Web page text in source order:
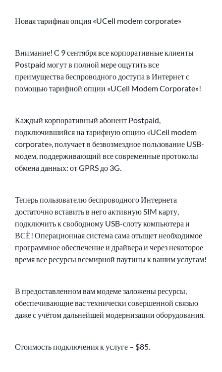
Новая тарифная опция «UCell modem corporate»
Внимание! С 9 сентября все корпоративные клиенты
Postpaid могут в полной мере ощутить все
преимущества беспроводного доступа в Интернет с
помощью тарифной опции «UCell Modem Corporate»!
Каждый корпоративный абонент Postpaid,
подключившийся на тарифную опцию «UCell modem
corporate», получает в безвозмездное пользование USB-
модем, поддерживающий все современные протоколы
обмена данных: от GPRS до 3G.
Теперь пользователю беспроводного Интернета
достаточно вставить в него активную SIM карту,
подключить к свободному USB-слоту компьютера и
ВСЁ! Операционная система сама отыщет необходимое
программное обеспечение и драйвера и через некоторое
время все ресурсы всемирной паутины к вашим услугам!
В предоставленном вам модеме заложены ресурсы,
обеспечивающие вас технически совершенной связью
даже с учётом дальнейшей модернизации оборудования.
Стоимость подключения к услуге – $85.